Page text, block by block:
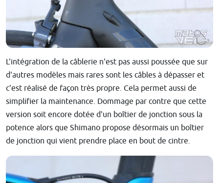
L'intégration de la câblerie n'est pas aussi poussée que sur
d'autres modèles mais rares sont les câbles à dépasser et
c'est réalisé de façon très propre. Cela permet aussi de
simplifier la maintenance. Dommage par contre que cette
version soit encore dotée d'un boîtier de jonction sous la
potence alors que Shimano propose désormais un boîtier
de jonction qui vient prendre place en bout de cintre.